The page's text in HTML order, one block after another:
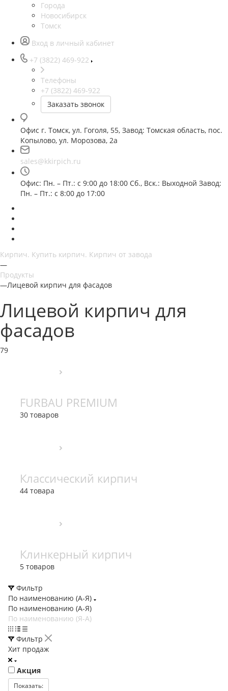
Города
Новосибирск
Томск
Вход в личный кабинет
+7 (3822) 469-922
Телефоны
+7 (3822) 469-922
Заказать звонок
Офис г. Томск, ул. Гоголя, 55, Завод: Томская область, пос.
Копылово, ул. Морозова, 2а
sales@kkirpich.ru
Офис: Пн. – Пт.: с 9:00 до 18:00 Сб., Вск.: Выходной Завод:
Пн. – Пт.: с 8:00 до 17:00
Кирпич. Купить кирпич. Кирпич от завода
—
Продукты
—Лицевой кирпич для фасадов
Лицевой кирпич для
фасадов
79
FURBAU PREMIUM
30 товаров
Классический кирпич
44 товара
Клинкерный кирпич
5 товаров
Фильтр
По наименованию (А-Я)
По наименованию (А-Я)
По наименованию (Я-А)
Фильтр
Хит продаж
Акция
Показать: